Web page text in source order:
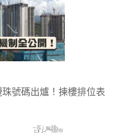
珠號碼出爐！揀樓排位表